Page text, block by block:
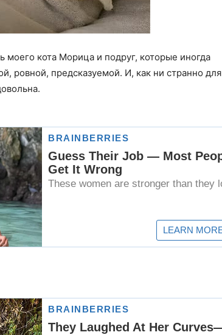
моего кота Морицa и подруг, которые иногда
ровной, предсказуемой. И, как ни странно для